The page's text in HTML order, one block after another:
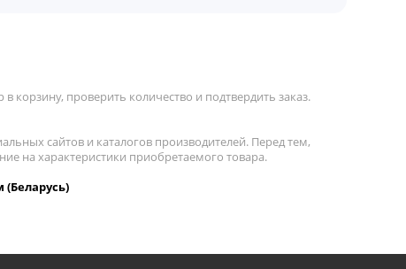
корзину, проверить количество и подтвердить заказ.
сайтов и каталогов производителей. Перед тем,
на характеристики приобретаемого товара.
(Беларусь)